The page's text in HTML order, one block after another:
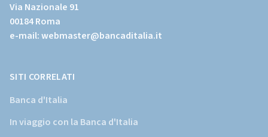
sito
istituzionale
della
Via Nazionale 91
00184 Roma
e-mail:webmaster@bancaditalia.it
SITI CORRELATI
Banca d'Italia
In viaggio con la Banca d'Italia